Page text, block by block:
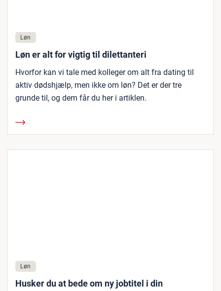
Løn
Løn er alt for vigtig til dilettanteri
Hvorfor kan vi tale med kolleger om alt fra dating til
aktiv dødshjælp, men ikke om løn? Det er der tre
grunde til, og dem får du her i artiklen.
Løn
Husker du at bede om ny jobtitel i din